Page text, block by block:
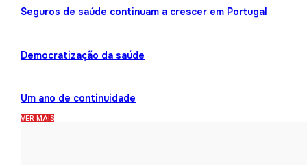
Seguros de saúde continuam a crescer em Portugal
Democratização da saúde
Um ano de continuidade
VER MAIS